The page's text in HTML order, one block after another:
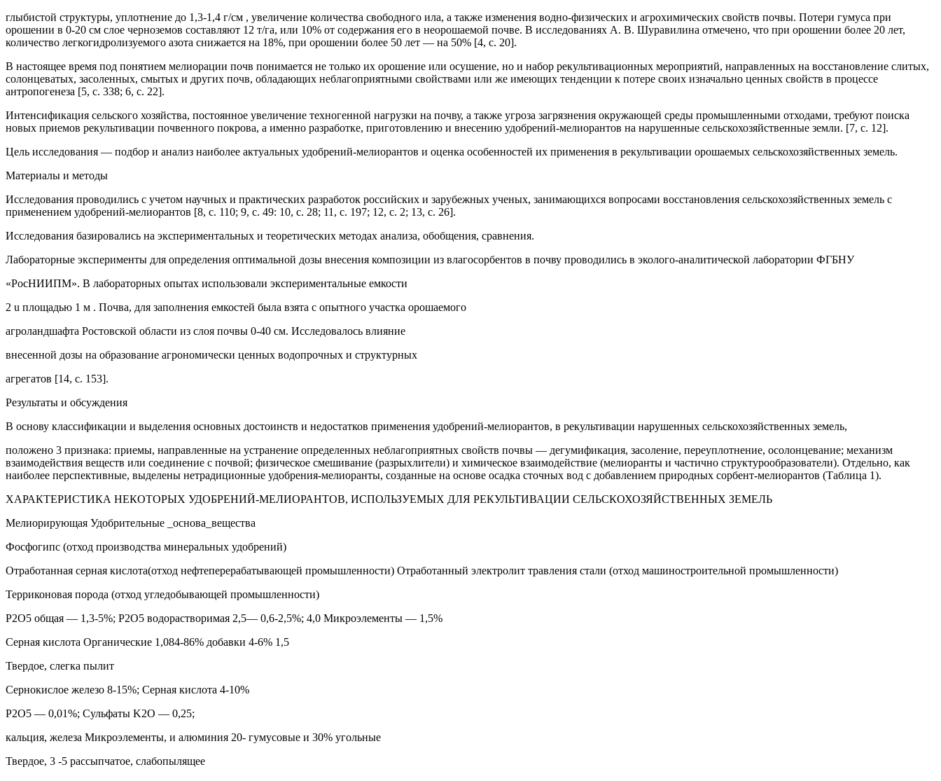
глыбистой структуры, уплотнение до 1,3-1,4 г/см , увеличение количества свободного ила, а также изменения водно-физических и агрохимических свойств почвы. Потери гумуса при
орошении в 0-20 см слое черноземов составляют 12 т/га, или 10% от содержания его в неорошаемой почве. В исследованиях А. В. Шуравилина отмечено, что при орошении более 20 лет,
количество легкогидролизуемого азота снижается на 18%, при орошении более 50 лет — на 50% [4, с. 20].
В настоящее время под понятием мелиорации почв понимается не только их орошение или осушение, но и набор рекультивационных мероприятий, направленных на восстановление слитых,
солонцеватых, засоленных, смытых и других почв, обладающих неблагоприятными свойствами или же имеющих тенденции к потере своих изначально ценных свойств в процессе
антропогенеза [5, с. 338; 6, с. 22].
Интенсификация сельского хозяйства, постоянное увеличение техногенной нагрузки на почву, а также угроза загрязнения окружающей среды промышленными отходами, требуют поиска
новых приемов рекультивации почвенного покрова, а именно разработке, приготовлению и внесению удобрений-мелиорантов на нарушенные сельскохозяйственные земли. [7, с. 12].
Цель исследования — подбор и анализ наиболее актуальных удобрений-мелиорантов и оценка особенностей их применения в рекультивации орошаемых сельскохозяйственных земель.
Материалы и методы
Исследования проводились с учетом научных и практических разработок российских и зарубежных ученых, занимающихся вопросами восстановления сельскохозяйственных земель с
применением удобрений-мелиорантов [8, с. 110; 9, с. 49: 10, с. 28; 11, с. 197; 12, с. 2; 13, с. 26].
Исследования базировались на экспериментальных и теоретических методах анализа, обобщения, сравнения.
Лабораторные эксперименты для определения оптимальной дозы внесения композиции из влагосорбентов в почву проводились в эколого-аналитической лаборатории ФГБНУ
«РосНИИПМ». В лабораторных опытах использовали экспериментальные емкости
2 u площадью 1 м . Почва, для заполнения емкостей была взята с опытного участка орошаемого
агроландшафта Ростовской области из слоя почвы 0-40 см. Исследовалось влияние
внесенной дозы на образование агрономически ценных водопрочных и структурных
агрегатов [14, с. 153].
Результаты и обсуждения
В основу классификации и выделения основных достоинств и недостатков применения удобрений-мелиорантов, в рекультивации нарушенных сельскохозяйственных земель,
положено 3 признака: приемы, направленные на устранение определенных неблагоприятных свойств почвы — дегумификация, засоление, переуплотнение, осолонцевание; механизм
взаимодействия веществ или соединение с почвой; физическое смешивание (разрыхлители) и химическое взаимодействие (мелиоранты и частично структурообразователи). Отдельно, как
наиболее перспективные, выделены нетрадиционные удобрения-мелиоранты, созданные на основе осадка сточных вод с добавлением природных сорбент-мелиорантов (Таблица 1).
ХАРАКТЕРИСТИКА НЕКОТОРЫХ УДОБРЕНИЙ-МЕЛИОРАНТОВ, ИСПОЛЬЗУЕМЫХ ДЛЯ РЕКУЛЬТИВАЦИИ СЕЛЬСКОХОЗЯЙСТВЕННЫХ ЗЕМЕЛЬ
Мелиорирующая Удобрительные _основа_вещества
Фосфогипс (отход производства минеральных удобрений)
Отработанная серная кислота(отход нефтеперерабатывающей промышленности) Отработанный электролит травления стали (отход машиностроительной промышленности)
Терриконовая порода (отход угледобывающей промышленности)
P2O5 общая — 1,3-5%; P2O5 водорастворимая 2,5— 0,6-2,5%; 4,0 Микроэлементы — 1,5%
Серная кислота Органические 1,084-86% добавки 4-6% 1,5
Твердое, слегка пылит
Сернокислое железо 8-15%; Серная кислота 4-10%
P2O5 — 0,01%; Сульфаты K2O — 0,25;
кальция, железа Микроэлементы, и алюминия 20- гумусовые и 30% угольные
Твердое, 3 -5 рассыпчатое, слабопылящее